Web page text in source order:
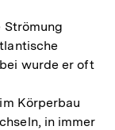
wurde er oft
Körperbau
in immer